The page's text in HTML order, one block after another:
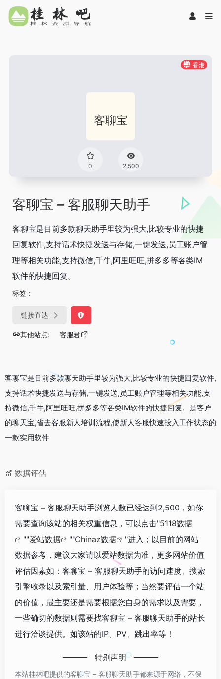
香港
0 2,500
客聊宝 – 客服聊天助手
客聊宝是目前多款聊天助手里较为强大,比较专业的快捷
回复软件,支持话术快捷发送与存储,一键发送,员工账户管
理等相关功能,支持微信,千牛,阿里旺旺,拼多多等各类IM
软件的快捷回复。
标签：
链接直达
其他站点: 客服君
客聊宝是目前多款聊天助手里较为强大,比较专业的快捷回复软件,
支持话术快捷发送与存储,一键发送,员工账户管理等相关功能,支
持微信,千牛,阿里旺旺,拼多多等各类IM软件的快捷回复。是客户
的聊天宝,省去客服新人培训流程,使新人客服快速投入工作状态的
一款实用软件
数据评估
客聊宝 – 客服聊天助手浏览人数已经达到2,500，如你
需要查询该站的相关权重信息，可以点击"5118数据
""爱站数据 ""Chinaz数据
"进入；以目前的网站
数据参考，建议大家请以爱站数据为准，更多网站价值
评估因素如：客聊宝 – 客服聊天助手的访问速度、搜索
引擎收录以及索引量、用户体验等；当然要评估一个站
的价值，最主要还是需要根据您自身的需求以及需要，
一些确切的数据则需要找客聊宝 – 客服聊天助手的站长
进行洽谈提供。如该站的IP、PV、跳出率等！
特别声明
本站桂林吧提供的客聊宝 – 客服聊天助手都来源于网络，不保